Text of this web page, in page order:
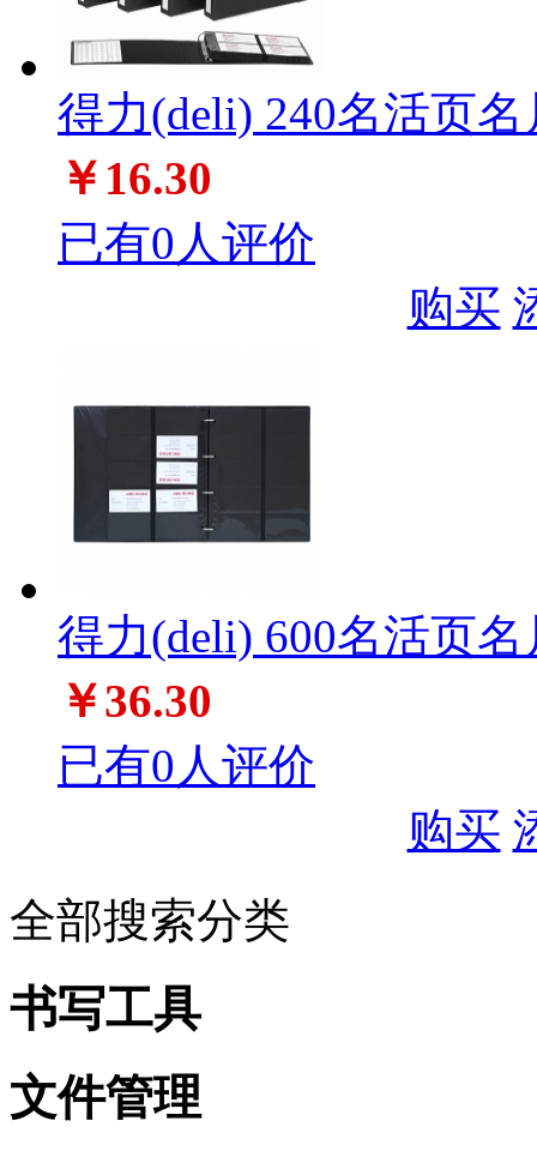
得力(deli) 240名活页名
￥16.30
已有0人评价
购买
得力(deli) 600名活页名
￥36.30
已有0人评价
购买
全部搜索分类
书写工具
文件管理